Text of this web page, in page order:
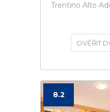
Trentino Alto
OVĚŘIT
8.2